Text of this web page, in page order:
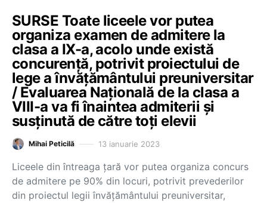
SURSE Toate liceele vor putea
organiza examen de admitere la
clasa a IX-a, acolo unde există
concurență, potrivit proiectului de
lege a învățământului preuniversitar
/ Evaluarea Națională de la clasa a
VIII-a va fi înaintea admiterii și
susținută de către toți elevii
Mihai Peticilă 13 ianuarie 2023
Liceele din întreaga țară vor putea organiza concurs
de admitere pe 90% din locuri, potrivit prevederilor
din proiectul legii învățământului preuniversitar,